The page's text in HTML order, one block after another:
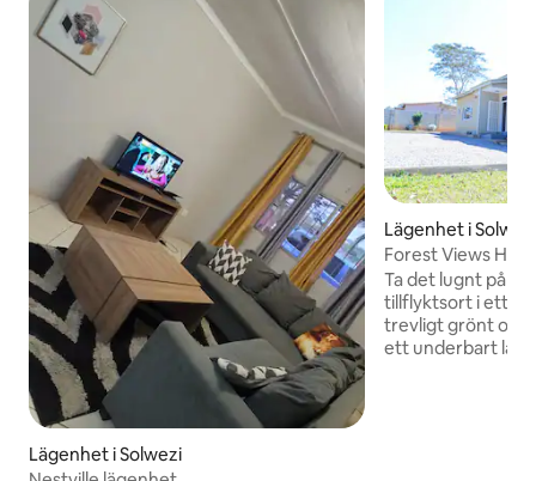
Lägenhet i Solwezi
Lägenhet i
Forest Views
Ta det lugnt på
tillflyktsort i ett
trevligt grönt och
ett underbart